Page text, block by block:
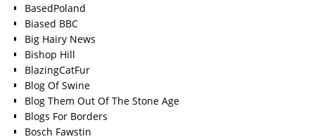
BasedPoland
Biased BBC
Big Hairy News
Bishop Hill
BlazingCatFur
Blog Of Swine
Blog Them Out Of The Stone Age
Blogs For Borders
Bosch Fawstin